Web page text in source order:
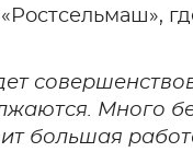
Много
большая